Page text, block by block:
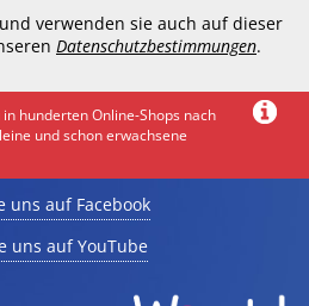
verwenden sie auch auf dieser
Datenschutzbestimmungen.
hunderten Online-Shops nach
und schon erwachsene
uns auf Facebook
uns auf YouTube